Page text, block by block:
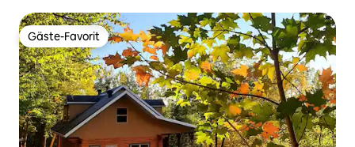
Gäste-Favorit
Gäste-Favorit